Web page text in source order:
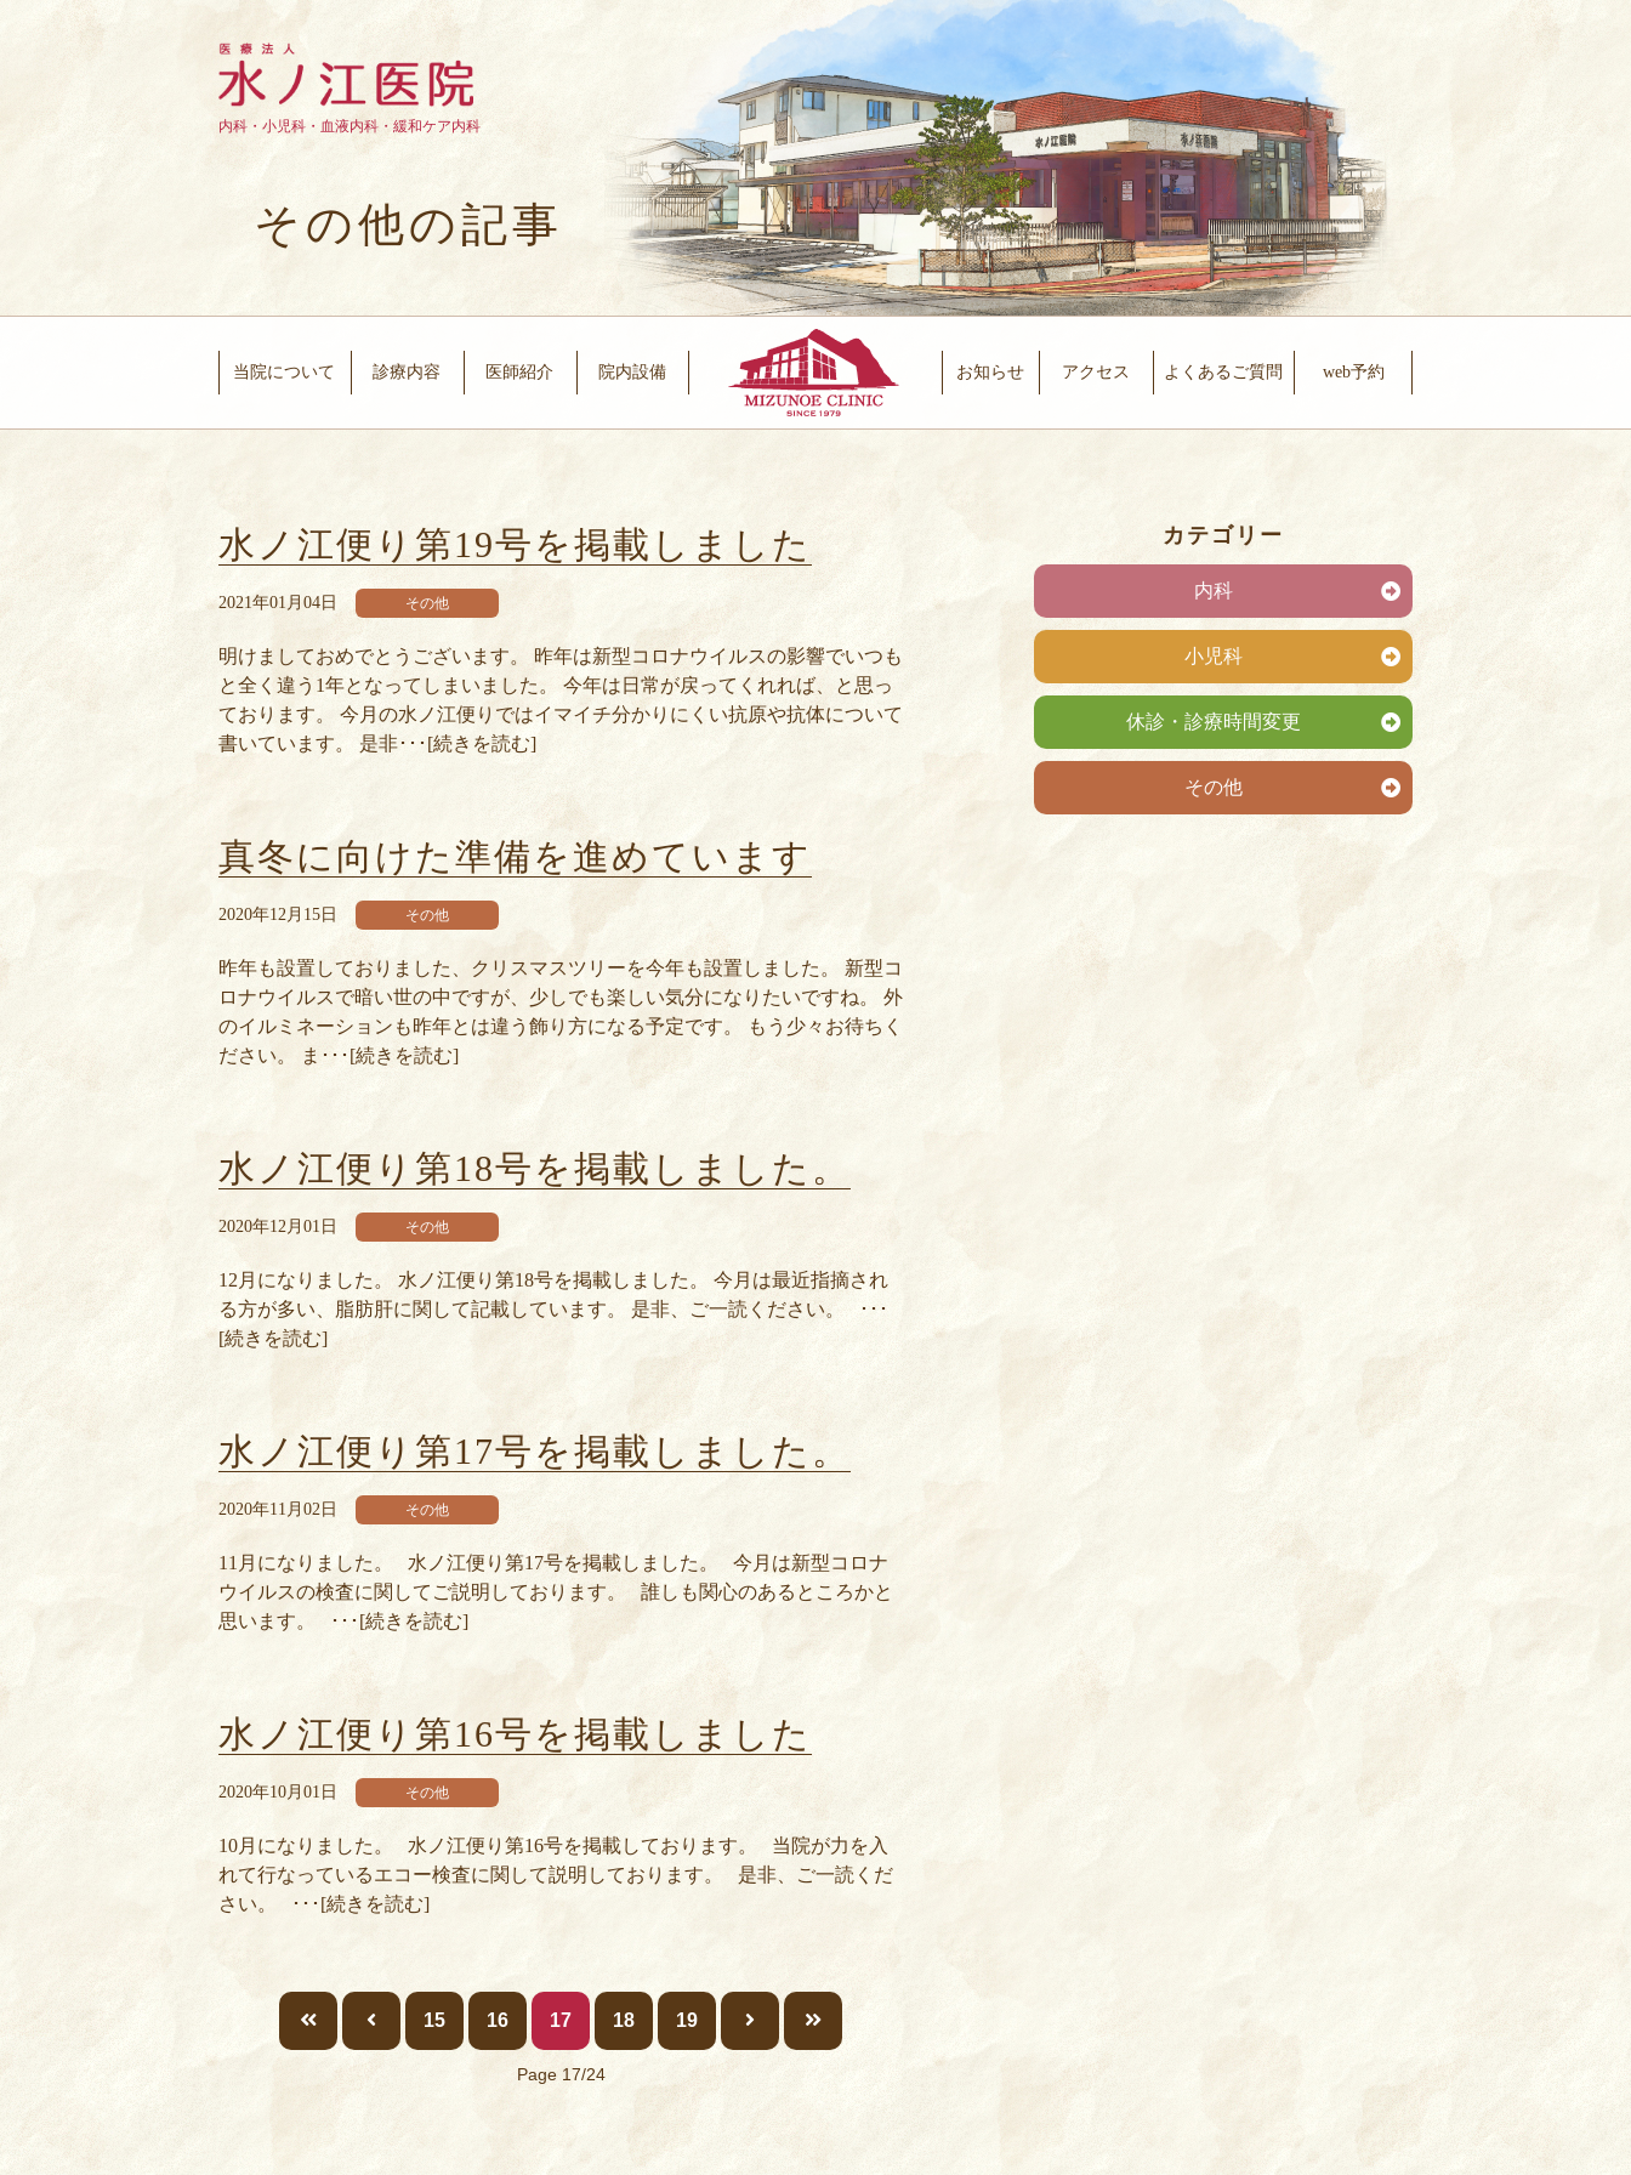
内科・小児科・血液内科・緩和ケア内科
その他の記事
当院について 診療内容 医師紹介 院内設備 お知らせ アクセス よくあるご質問 web予約
水ノ江便り第19号を掲載しました
2021年01月04日 その他
明けましておめでとうございます。 昨年は新型コロナウイルスの影響でいつも
と全く違う1年となってしまいました。 今年は日常が戻ってくれれば、と思っ
ております。 今月の水ノ江便りではイマイチ分かりにくい抗原や抗体について
書いています。 是非･･･[続きを読む]
真冬に向けた準備を進めています
2020年12月15日 その他
昨年も設置しておりました、クリスマスツリーを今年も設置しました。 新型コ
ロナウイルスで暗い世の中ですが、少しでも楽しい気分になりたいですね。 外
のイルミネーションも昨年とは違う飾り方になる予定です。 もう少々お待ちく
ださい。 ま･･･[続きを読む]
水ノ江便り第18号を掲載しました。
2020年12月01日 その他
12月になりました。 水ノ江便り第18号を掲載しました。 今月は最近指摘され
る方が多い、脂肪肝に関して記載しています。 是非、ご一読ください。 ･･･
[続きを読む]
水ノ江便り第17号を掲載しました。
2020年11月02日 その他
11月になりました。 水ノ江便り第17号を掲載しました。 今月は新型コロナ
ウイルスの検査に関してご説明しております。 誰しも関心のあるところかと
思います。 ･･･[続きを読む]
水ノ江便り第16号を掲載しました
2020年10月01日 その他
10月になりました。 水ノ江便り第16号を掲載しております。 当院が力を入
れて行なっているエコー検査に関して説明しております。 是非、ご一読くだ
さい。 ･･･[続きを読む]
15 16 17 18 19
Page 17/24
カテゴリー
内科
小児科
休診・診療時間変更
その他